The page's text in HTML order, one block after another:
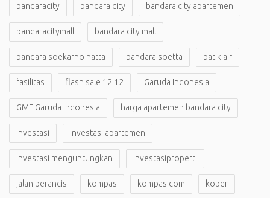
bandaracity bandara city bandara city apartemen
bandaracitymall bandara city mall
bandara soekarno hatta bandara soetta batik air
fasilitas flash sale 12.12 Garuda Indonesia
GMF Garuda Indonesia harga apartemen bandara city
investasi investasi apartemen
investasi menguntungkan investasiproperti
jalan perancis kompas kompas.com koper